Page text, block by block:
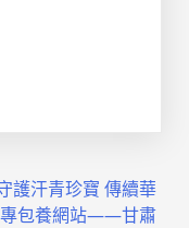
護汗青珍寶 傳續華
包養網站——甘肅